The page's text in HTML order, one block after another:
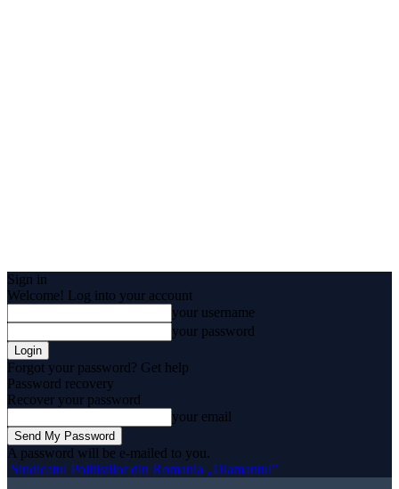
Sign in
Welcome! Log into your account
your username
your password
Forgot your password? Get help
Password recovery
Recover your password
your email
A password will be e-mailed to you.
Sindicatul Politistilor din Romania „Diamantul”